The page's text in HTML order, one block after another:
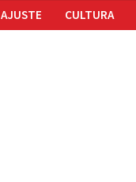
AJUSTE CULTURA